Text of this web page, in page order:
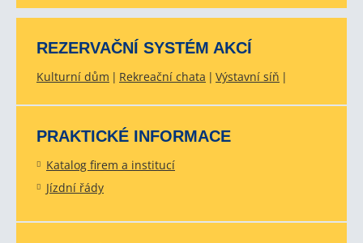
REZERVAČNÍ SYSTÉM AKCÍ
Kulturní dům Rekreační chata Výstavní síň
PRAKTICKÉ INFORMACE
Katalog firem a institucí
Jízdní řády